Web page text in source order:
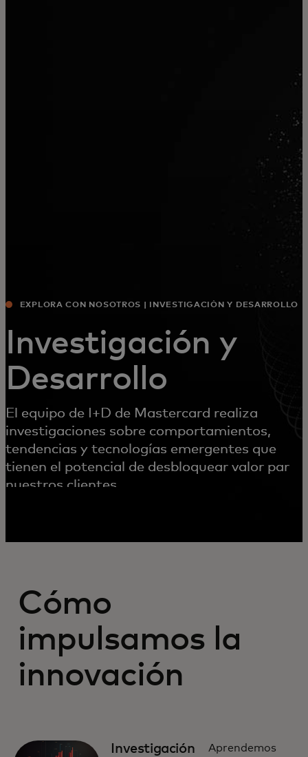
EXPLORA CON NOSOTROS | INVESTIGACIÓN Y DESARROLLO
Investigación y
Desarrollo
El equipo de I+D de Mastercard realiza
investigaciones sobre comportamientos,
tendencias y tecnologías emergentes que
tienen el potencial de desbloquear valor para
nuestros clientes.
Cómo
impulsamos la
innovación
Investigación
Aprendemos